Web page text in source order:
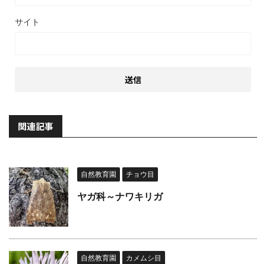
サイト
関連記事
自然教育園 チョウ目
ヤガ科～ナワキリガ
自然教育園 カメムシ目